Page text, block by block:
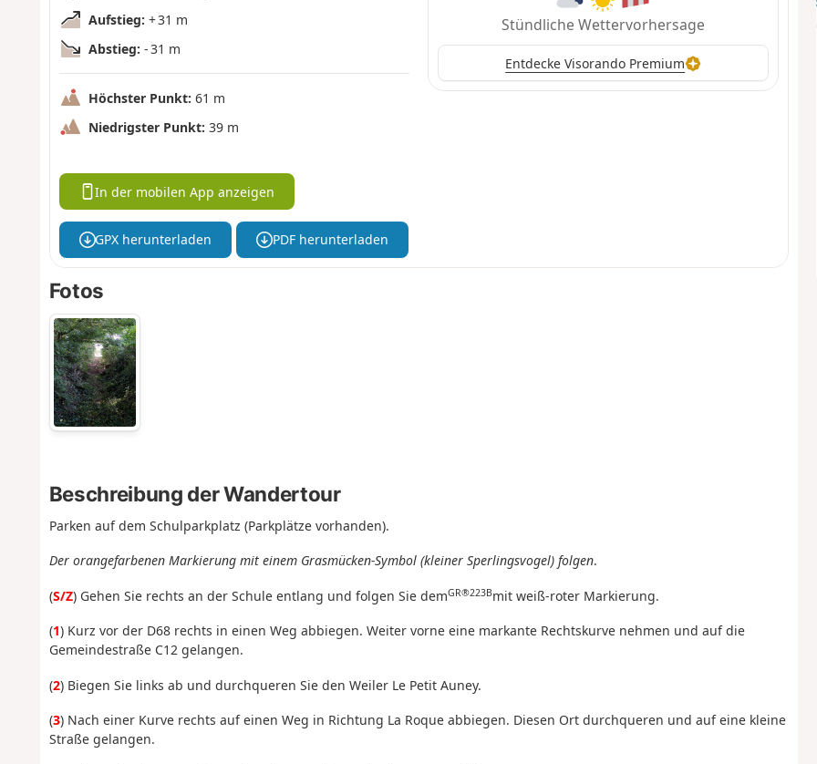
Aufstieg: + 31 m
Abstieg: - 31 m
Höchster Punkt: 61 m
Niedrigster Punkt: 39 m
Stündliche Wettervorhersage
Entdecke Visorando Premium
In der mobilen App anzeigen
GPX herunterladen PDF herunterladen
Fotos
Beschreibung der Wandertour
Parken auf dem Schulparkplatz (Parkplätze vorhanden).
Der orangefarbenen Markierung mit einem Grasmücken-Symbol (kleiner Sperlingsvogel) folgen.
(S/Z) Gehen Sie rechts an der Schule entlang und folgen Sie demGR®223Bmit weiß-roter Markierung.
(1) Kurz vor der D68 rechts in einen Weg abbiegen. Weiter vorne eine markante Rechtskurve nehmen und auf die
Gemeindestraße C12 gelangen.
(2) Biegen Sie links ab und durchqueren Sie den Weiler Le Petit Auney.
(3) Nach einer Kurve rechts auf einen Weg in Richtung La Roque abbiegen. Diesen Ort durchqueren und auf eine kleine
Straße gelangen.